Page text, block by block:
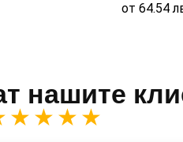
от 64.54
нашите